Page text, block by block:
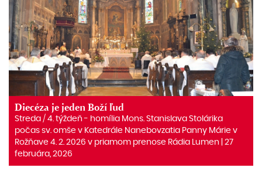
Diecéza je jeden Boží ľud
Streda / 4. týždeň - homília Mons. Stanislava Stolárika
počas sv. omše v Katedrále Nanebovzatia Panny Márie v
Rožňave 4. 2. 2026 v priamom prenose Rádia Lumen | 27
februára, 2026